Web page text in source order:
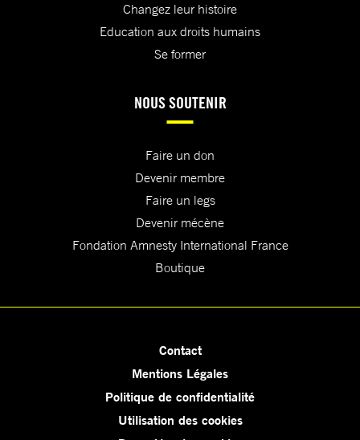
Changez leur histoire
Education aux droits humains
Se former
NOUS SOUTENIR
Faire un don
Devenir membre
Faire un legs
Devenir mécène
Fondation Amnesty International France
Boutique
Contact
Mentions Légales
Politique de confidentialité
Utilisation des cookies